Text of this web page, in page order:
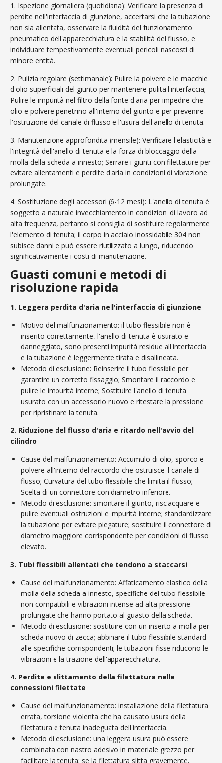
1. Ispezione giornaliera (quotidiana): Verificare la presenza di
perdite nell'interfaccia di giunzione, accertarsi che la tubazione
non sia allentata, osservare la fluidità del funzionamento
pneumatico dell'apparecchiatura e la stabilità del flusso, e
individuare tempestivamente eventuali pericoli nascosti di
minore entità.
2. Pulizia regolare (settimanale): Pulire la polvere e le macchie
d'olio superficiali del giunto per mantenere pulita l'interfaccia;
Pulire le impurità nel filtro della fonte d'aria per impedire che
olio e polvere penetrino all'interno del giunto e per prevenire
l'ostruzione del canale di flusso e l'usura dell'anello di tenuta.
3. Manutenzione approfondita (mensile): Verificare l'elasticità e
l'integrità dell'anello di tenuta e la forza di bloccaggio della
molla della scheda a innesto; Serrare i giunti con filettature per
evitare allentamenti e perdite d'aria in condizioni di vibrazione
prolungate.
4. Sostituzione degli accessori (6-12 mesi): L'anello di tenuta è
soggetto a naturale invecchiamento in condizioni di lavoro ad
alta frequenza, pertanto si consiglia di sostituire regolarmente
l'elemento di tenuta; il corpo in acciaio inossidabile 304 non
subisce danni e può essere riutilizzato a lungo, riducendo
significativamente i costi di manutenzione.
Guasti comuni e metodi di
risoluzione rapida
1. Leggera perdita d'aria nell'interfaccia di giunzione
Motivo del malfunzionamento: il tubo flessibile non è
inserito correttamente, l'anello di tenuta è usurato e
danneggiato, sono presenti impurità residue all'interfaccia
e la tubazione è leggermente tirata e disallineata.
Metodo di esclusione: Reinserire il tubo flessibile per
garantire un corretto fissaggio; Smontare il raccordo e
pulire le impurità interne; Sostituire l'anello di tenuta
usurato con un accessorio nuovo e ritestare la pressione
per ripristinare la tenuta.
2. Riduzione del flusso d'aria e ritardo nell'avvio del
cilindro
Cause del malfunzionamento: Accumulo di olio, sporco e
polvere all'interno del raccordo che ostruisce il canale di
flusso; Curvatura del tubo flessibile che limita il flusso;
Scelta di un connettore con diametro inferiore.
Metodo di esclusione: smontare il giunto, risciacquare e
pulire eventuali ostruzioni e impurità interne; standardizzare
la tubazione per evitare piegature; sostituire il connettore di
diametro maggiore corrispondente per condizioni di flusso
elevato.
3. Tubi flessibili allentati che tendono a staccarsi
Cause del malfunzionamento: Affaticamento elastico della
molla della scheda a innesto, specifiche del tubo flessibile
non compatibili e vibrazioni intense ad alta pressione
prolungate che hanno portato al guasto della scheda.
Metodo di esclusione: sostituire con un inserto a molla per
scheda nuovo di zecca; abbinare il tubo flessibile standard
alle specifiche corrispondenti; le tubazioni fisse riducono le
vibrazioni e la trazione dell'apparecchiatura.
4. Perdite e slittamento della filettatura nelle
connessioni filettate
Cause del malfunzionamento: installazione della filettatura
errata, torsione violenta che ha causato usura della
filettatura e tenuta inadeguata dell'interfaccia.
Metodo di esclusione: una leggera usura può essere
combinata con nastro adesivo in materiale grezzo per
facilitare la tenuta; se la filettatura slitta gravemente,